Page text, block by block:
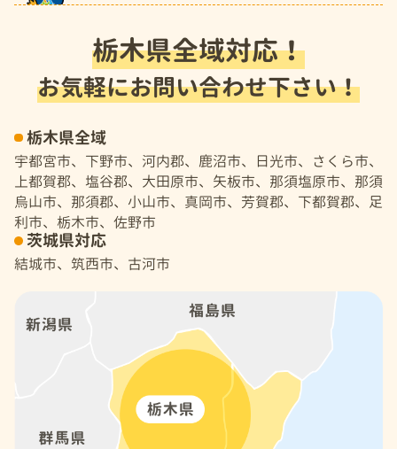
栃木県全域対応！
お気軽にお問い合わせ下さい！
栃木県全域
宇都宮市、下野市、河内郡、鹿沼市、日光市、さくら市、
上都賀郡、塩谷郡、大田原市、矢板市、那須塩原市、那須
烏山市、那須郡、小山市、真岡市、芳賀郡、下都賀郡、足
利市、栃木市、佐野市
茨城県対応
結城市、筑西市、古河市